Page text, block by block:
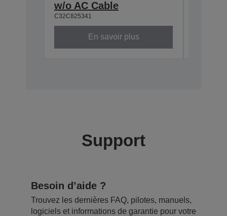
w/o AC Cable
C32C825341
En savoir plus
Support
Besoin d’aide ?
Trouvez les dernières FAQ, pilotes, manuels,
logiciels et informations de garantie pour votre